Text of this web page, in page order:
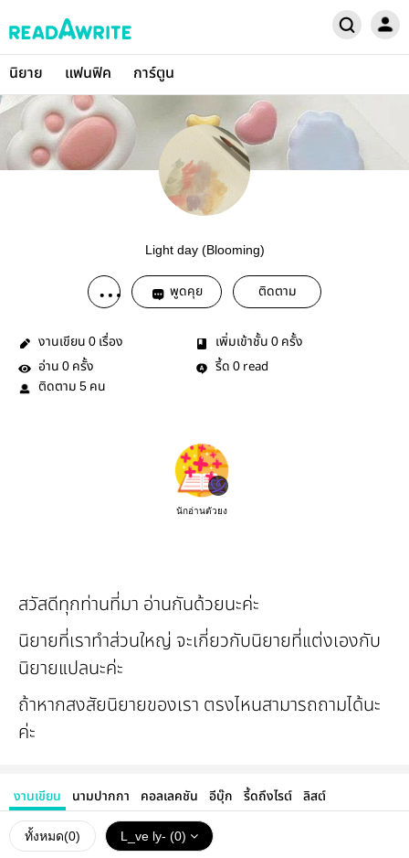
นิยาย แฟนฟิค การ์ตูน
Light day (Blooming)
พูดคุย ติดตาม
งานเขียน 0 เรื่อง เพิ่มเข้าชั้น 0 ครั้ง
อ่าน 0 ครั้ง รี้ด 0 read
ติดตาม 5 คน
นักอ่านตัวยง
สวัสดีทุกท่านที่มา อ่านกันด้วยนะค่ะ
นิยายที่เราทำส่วนใหญ่ จะเกี่ยวกับนิยายที่แต่งเองกับ
นิยายแปลนะค่ะ
ถ้าหากสงสัยนิยายของเรา ตรงไหนสามารถถามได้นะ
ค่ะ
งานเขียน นามปากกา คอลเลคชัน อีบุ๊ก รี้ดถึงไรต์ ลิสต์
ทั้งหมด(0) L_ve ly- (0)